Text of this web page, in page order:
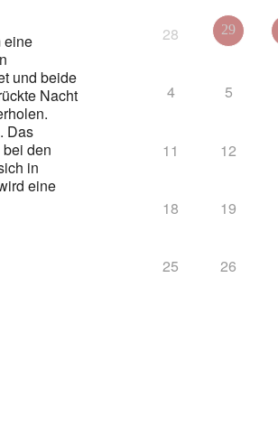
eine
und beide
Nacht
Das
den
in
eine
28 29
4 5
11 12
18 19
25 26